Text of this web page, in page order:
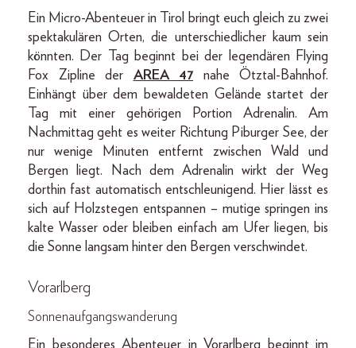
Ein Micro-Abenteuer in Tirol bringt euch gleich zu zwei
spektakulären Orten, die unterschiedlicher kaum sein
könnten. Der Tag beginnt bei der legendären Flying
Fox Zipline der AREA 47 nahe Ötztal-Bahnhof.
Einhängt über dem bewaldeten Gelände startet der
Tag mit einer gehörigen Portion Adrenalin. Am
Nachmittag geht es weiter Richtung Piburger See, der
nur wenige Minuten entfernt zwischen Wald und
Bergen liegt. Nach dem Adrenalin wirkt der Weg
dorthin fast automatisch entschleunigend. Hier lässt es
sich auf Holzstegen entspannen – mutige springen ins
kalte Wasser oder bleiben einfach am Ufer liegen, bis
die Sonne langsam hinter den Bergen verschwindet.
Vorarlberg
Sonnenaufgangswanderung